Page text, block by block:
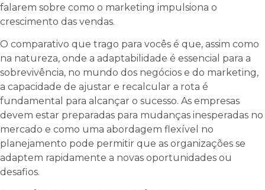
falarem sobre como o marketing impulsiona o
crescimento das vendas.
O comparativo que trago para vocês é que, assim como
na natureza, onde a adaptabilidade é essencial para a
sobrevivência, no mundo dos negócios e do marketing,
a capacidade de ajustar e recalcular a rota é
fundamental para alcançar o sucesso. As empresas
devem estar preparadas para mudanças inesperadas no
mercado e como uma abordagem flexível no
planejamento pode permitir que as organizações se
adaptem rapidamente a novas oportunidades ou
desafios.